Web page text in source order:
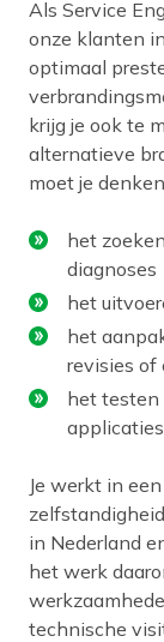
Als Service
onze klanten
optimaal
krijg je ook te
alternatieve
moet je
het
diagnoses
het
het
revisies of
het testen
Je werkt in
in Nederland
het werk
technische